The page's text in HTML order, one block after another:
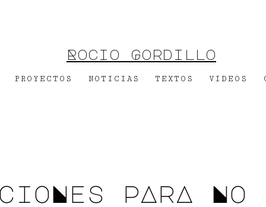
Rocio Gordillo
PROYECTOS NOTICIAS TEXTOS VIDEOS
pArA